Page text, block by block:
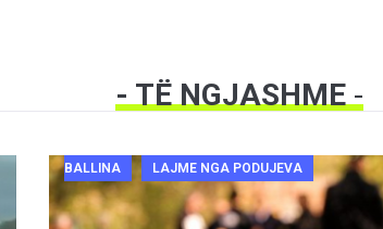
- TË NGJASHME-
BALLINA LAJME NGA PODUJEVA